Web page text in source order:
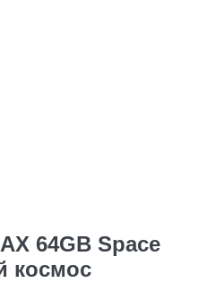
64GB Space
космос